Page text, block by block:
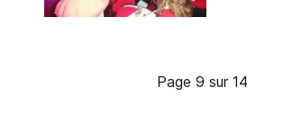
Page 9 sur 14